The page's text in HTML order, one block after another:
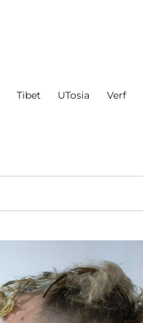
Tibet UTosia Verf